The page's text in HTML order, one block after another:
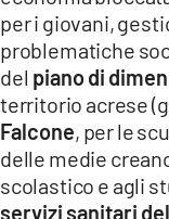
APPLE
per i giovani,
problematiche
del piano di
territorio acrese
Falcone, per le
delle medie
scolastico e agli
servizi sanitari